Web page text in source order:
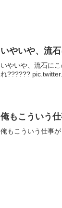
いやいや、流
いやいや、流石に
れ??????
俺もこういう
俺もこういう仕事